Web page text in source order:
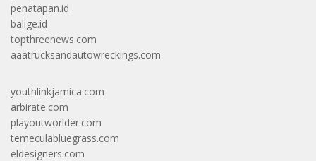
penatapan.id
balige.id
topthreenews.com
aaatrucksandautowreckings.com
youthlinkjamica.com
arbirate.com
playoutworlder.com
temeculabluegrass.com
eldesigners.com